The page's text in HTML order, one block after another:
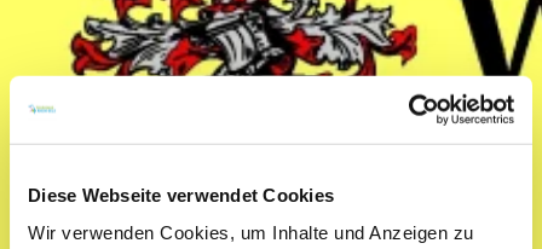
Diese Webseite verwendet Cookies
Wir verwenden Cookies, um Inhalte und Anzeigen zu